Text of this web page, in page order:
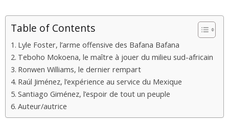
Table of Contents
Lyle Foster, l’arme offensive des Bafana Bafana
Teboho Mokoena, le maître à jouer du milieu sud-africain
Ronwen Williams, le dernier rempart
Raúl Jiménez, l’expérience au service du Mexique
Santiago Giménez, l’espoir de tout un peuple
Auteur/autrice